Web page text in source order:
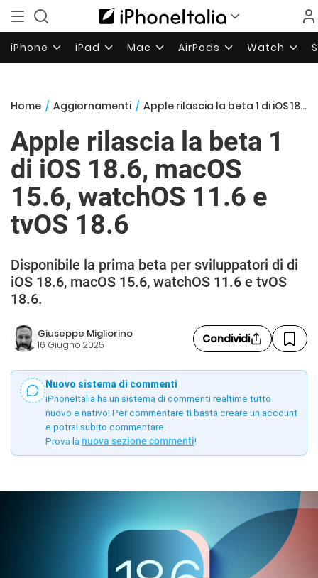
iPhone iPad Mac AirPods Watch
Home / Aggiornamenti / Apple rilascia la beta 1 di iOS 18.6, macOS 15.6, watchOS 11.6 e tvOS 18.6
Apple rilascia la beta 1
di iOS 18.6, macOS
15.6, watchOS 11.6 e
tvOS 18.6
Disponibile la prima beta per sviluppatori di di
iOS 18.6, macOS 15.6, watchOS 11.6 e tvOS
18.6.
Giuseppe Migliorino
16 Giugno 2025 Condividi
Nuovo sistema di commenti
iPhoneItalia ha un sistema di commenti realtime tutto
nuovo e nativo! Per commentare ti basta creare un account
e potrai subito commentare.
Prova la nuova sezione commenti!